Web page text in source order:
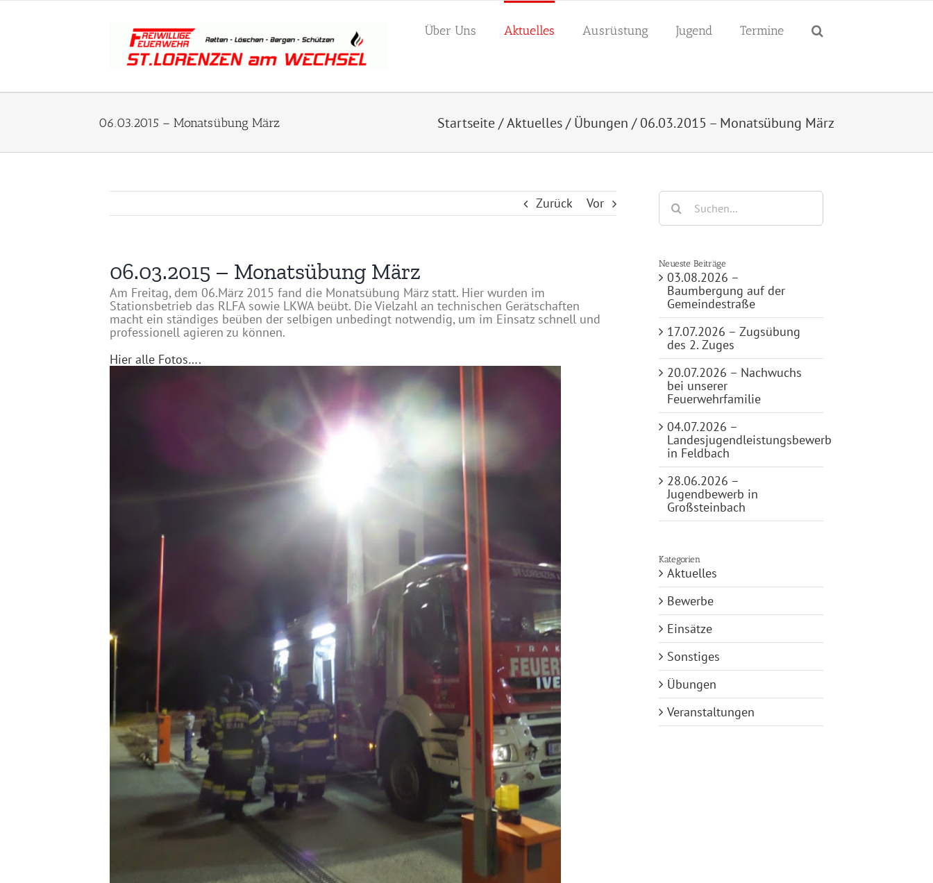
Zum
Über Uns Aktuelles Ausrüstung Jugend Termine
06.03.2015 – Monatsübung März Startseite / Aktuelles / Übungen / 06.03.2015 – Monatsübung März
Zurück Vor
06.03.2015 – Monatsübung März
Am Freitag, dem 06.März 2015 fand die Monatsübung März statt. Hier wurden im
Stationsbetrieb das RLFA sowie LKWA beübt. Die Vielzahl an technischen Gerätschaften
macht ein ständiges beüben der selbigen unbedingt notwendig, um im Einsatz schnell und
professionell agieren zu können.
Hier alle Fotos….
Suche
nach:
Neueste Beiträge
03.08.2026 –
Baumbergung auf der
Gemeindestraße
17.07.2026 – Zugsübung
des 2. Zuges
20.07.2026 – Nachwuchs
bei unserer
Feuerwehrfamilie
04.07.2026 –
Landesjugendleistungsbewerb
in Feldbach
28.06.2026 –
Jugendbewerb in
Großsteinbach
Kategorien
Aktuelles
Bewerbe
Einsätze
Sonstiges
Übungen
Veranstaltungen